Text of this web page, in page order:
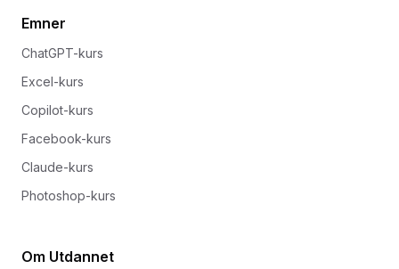
Emner
ChatGPT-kurs
Excel-kurs
Copilot-kurs
Facebook-kurs
Claude-kurs
Photoshop-kurs
Om Utdannet